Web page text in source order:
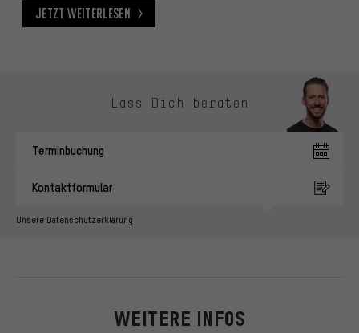
Jetzt weiterlesen
Lass Dich beraten
Terminbuchung
Kontaktformular
Unsere Datenschutzerklärung
WEITERE INFOS